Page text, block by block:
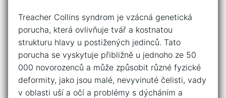
Treacher Collins​ syndrom je vzácná genetická
porucha,⁣ která ovlivňuje tvář a⁣ kostnatou
strukturu hlavy u postižených‍ jedinců. Tato
porucha se vyskytuje přibližně u ​jednoho ze‌ 50
000 novorozenců a může⁤ způsobit různé fyzické⁣
deformity, ‍jako jsou malé, nevyvinuté ⁢čelisti, vady
v oblasti uší⁢ a​ očí a problémy s ‌dýcháním a